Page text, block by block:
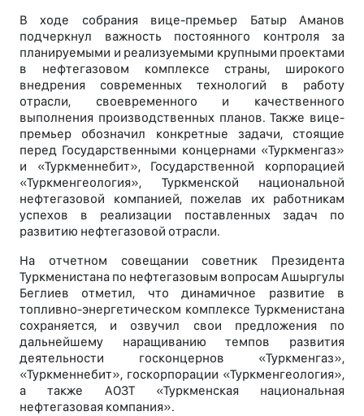
В ходе собрания вице-премьер Батыр Аманов
подчеркнул важность постоянного контроля за
планируемыми и реализуемыми крупными проектами
в нефтегазовом комплексе страны, широкого
внедрения современных технологий в работу
отрасли, своевременного и качественного
выполнения производственных планов. Также вице-
премьер обозначил конкретные задачи, стоящие
перед Государственными концернами «Туркменгаз»
и «Туркменнебит», Государственной корпорацией
«Туркменгеология», Туркменской национальной
нефтегазовой компанией, пожелав их работникам
успехов в реализации поставленных задач по
развитию нефтегазовой отрасли.
На отчетном совещании советник Президента
Туркменистана по нефтегазовым вопросам Ашыргулы
Беглиев отметил, что динамичное развитие в
топливно-энергетическом комплексе Туркменистана
сохраняется, и озвучил свои предложения по
дальнейшему наращиванию темпов развития
деятельности госконцернов «Туркменгаз»,
«Туркменнебит», госкорпорации «Туркменгеология»,
а также АОЗТ «Туркменская национальная
нефтегазовая компания».